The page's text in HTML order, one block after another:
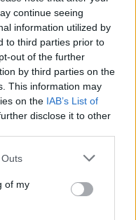
continue seeing
information utilized by
to third parties prior to
out of the further
by third parties on the
This information may
on the IAB’s List of
disclose it to other
one or more Google
You may click to
its third-party tags to
in below Google
of my